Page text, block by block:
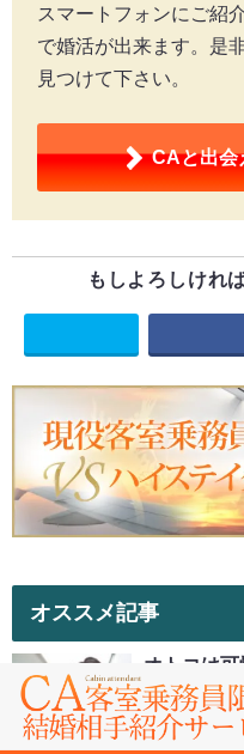
スマートフォンにご紹
で婚活が出来ます。是
見つけて下さい。
CAと出会
もしよろしけれ
オススメ記事
オトコは
てほんと？